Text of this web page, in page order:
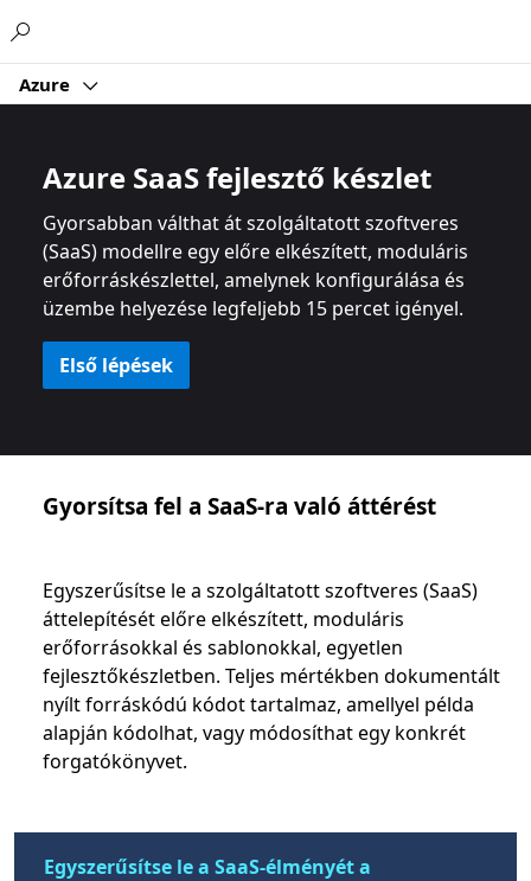
Azure
Azure SaaS fejlesztő készlet
Gyorsabban válthat át szolgáltatott szoftveres
(SaaS) modellre egy előre elkészített, moduláris
erőforráskészlettel, amelynek konfigurálása és
üzembe helyezése legfeljebb 15 percet igényel.
Első lépések
Gyorsítsa fel a SaaS-ra való áttérést
Egyszerűsítse le a szolgáltatott szoftveres (SaaS)
áttelepítését előre elkészített, moduláris
erőforrásokkal és sablonokkal, egyetlen
fejlesztőkészletben. Teljes mértékben dokumentált
nyílt forráskódú kódot tartalmaz, amellyel példa
alapján kódolhat, vagy módosíthat egy konkrét
forgatókönyvet.
Egyszerűsítse le a SaaS-élményét a